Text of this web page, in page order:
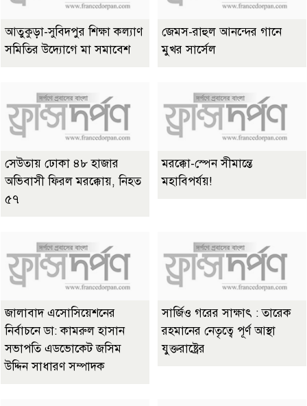
আতুকুড়া-সুবিদপুর শিক্ষা কল্যাণ
সমিতির উদ্যোগে মা সমাবেশ
জেমস-রাহুল আনন্দের গানে
মুখর সার্সেল
সেউতায় ঢোকা ৪৮ হাজার
অভিবাসী ফিরল মরক্কোয়, নিহত
৫৭
মরক্কো-স্পেন সীমান্তে
মহাবিপর্যয়!
জালাবাদ এসোসিয়েশনের
নির্বাচনে ডা: কামরুল হাসান
সভাপতি এডভোকেট জসিম
উদ্দিন সাধারণ সম্পাদক
সার্জিও গরের সাক্ষাৎ : তারেক
রহমানের নেতৃত্বে পূর্ণ আস্থা
যুক্তরাষ্ট্রের